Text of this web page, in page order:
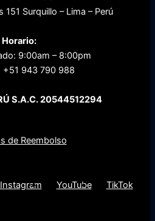
151 Surquillo – Lima – Perú
Horario:
9:00am – 8:00pm
+51 943 790 988
S.A.C. 20544512294
de Reembolso
Instagram YouTube TikTok